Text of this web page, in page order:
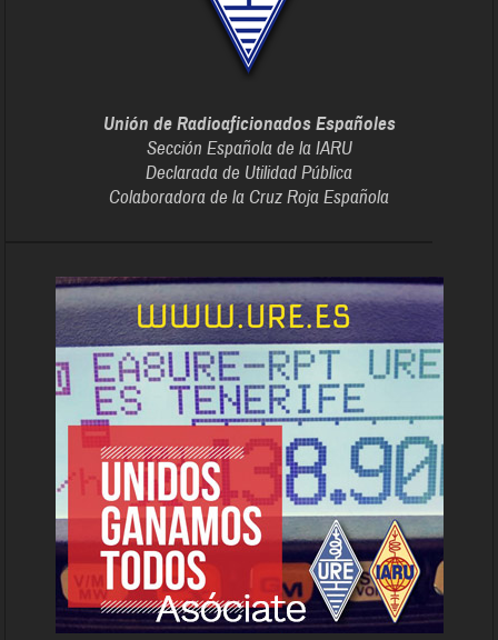
Unión de Radioaficionados Españoles
Sección Española de la IARU
Declarada de Utilidad Pública
Colaboradora de la Cruz Roja Española